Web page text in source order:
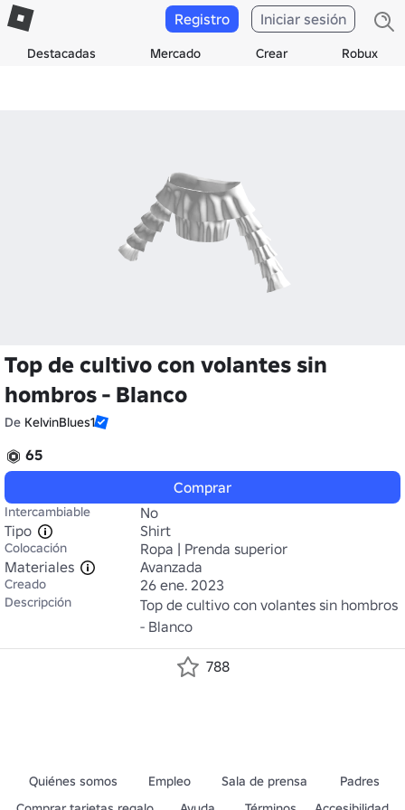
Destacadas Mercado Crear Robux
Registro Iniciar sesión
Top de cultivo con volantes sin
hombros - Blanco
De KelvinBlues1
65
Comprar
Intercambiable
No
Tipo
Shirt
Colocación
Ropa | Prenda superior
Materiales
Avanzada
Creado 26 ene. 2023
Descripción
Top de cultivo con volantes sin hombros
- Blanco
788
Quiénes somos Empleo Sala de prensa
Padres